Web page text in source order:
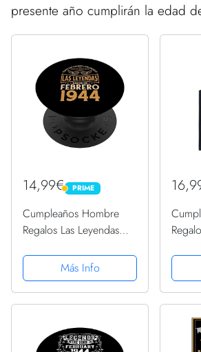
presente año cumplirán la edad
14,99€ PRIME
PRIME
Cumpleaños Hombre
Regalos Las Leyendas
PopSockets PopGrip
Intercambiable
Más Info
sin